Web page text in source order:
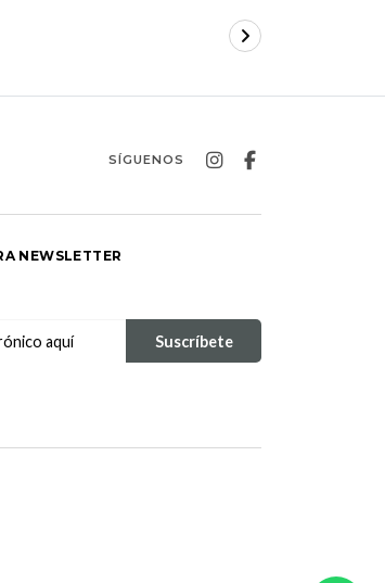
SÍGUENOS
NEWSLETTER